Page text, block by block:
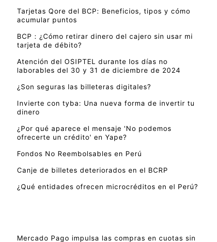
Tarjetas Qore del BCP: Beneficios, tipos y cómo
acumular puntos
BCP : ¿Cómo retirar dinero del cajero sin usar mi
tarjeta de débito?
Atención del OSIPTEL durante los días no
laborables del 30 y 31 de diciembre de 2024
¿Son seguras las billeteras digitales?
Invierte con tyba: Una nueva forma de invertir tu
dinero
¿Por qué aparece el mensaje 'No podemos
ofrecerte un crédito' en Yape?
Fondos No Reembolsables en Perú
Canje de billetes deteriorados en el BCRP
¿Qué entidades ofrecen microcréditos en el Perú?
Mercado Pago impulsa las compras en cuotas sin